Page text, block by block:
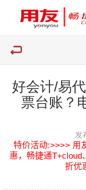
好会计/易
票台账？
发
特价活动:>>>> 用
惠，畅捷通T+cloud
折优